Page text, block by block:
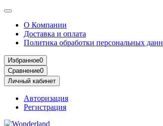
О Компании
Доставка и оплата
Политика обработки персональных
Избранное0
Сравнение0
Личный кабинет
Авторизация
Регистрация